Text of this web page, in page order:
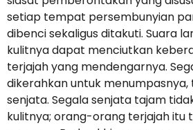
setiap tempat persembunyian
dibenci sekaligus ditakuti. Suara
kulitnya dapat menciutkan
terjajah yang mendengarnya.
dikerahkan untuk menumpasnya,
senjata. Segala senjata tajam
kulitnya; orang-orang terjajah itu